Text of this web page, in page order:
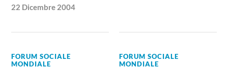
22 Dicembre 2004
FORUM SOCIALE
MONDIALE
FORUM SOCIALE
MONDIALE